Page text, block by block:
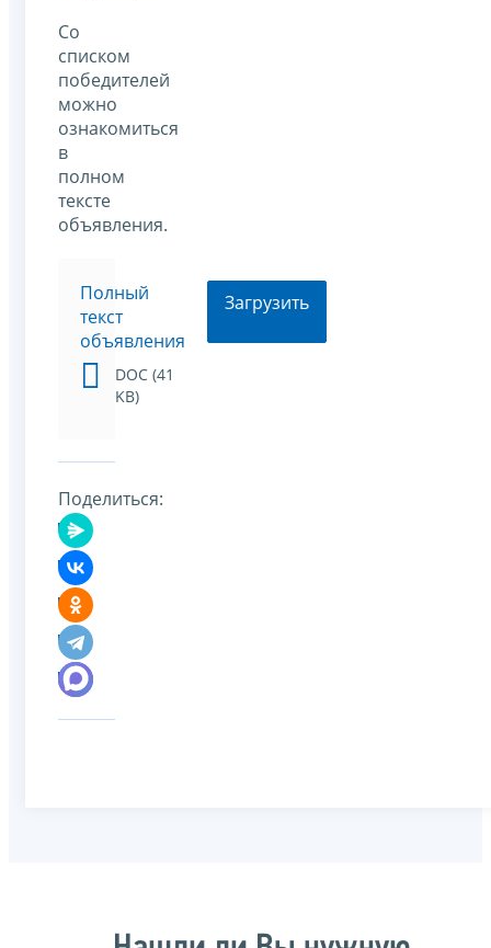
Со
списком
победителей
можно
ознакомиться
в
полном
тексте
объявления.
Полный
текст
объявления
DOC (41
KB)
Загрузить
Поделиться: